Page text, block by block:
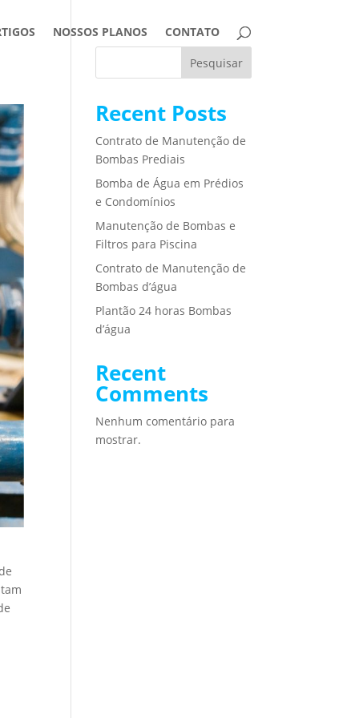
NOSSOS PLANOS CONTATO
Pesquisar
Recent Posts
Contrato de Manutenção de
Bombas Prediais
Bomba de Água em Prédios
e Condomínios
Manutenção de Bombas e
Filtros para Piscina
Contrato de Manutenção de
Bombas d’água
Plantão 24 horas Bombas
d’água
Recent
Comments
Nenhum comentário para
mostrar.